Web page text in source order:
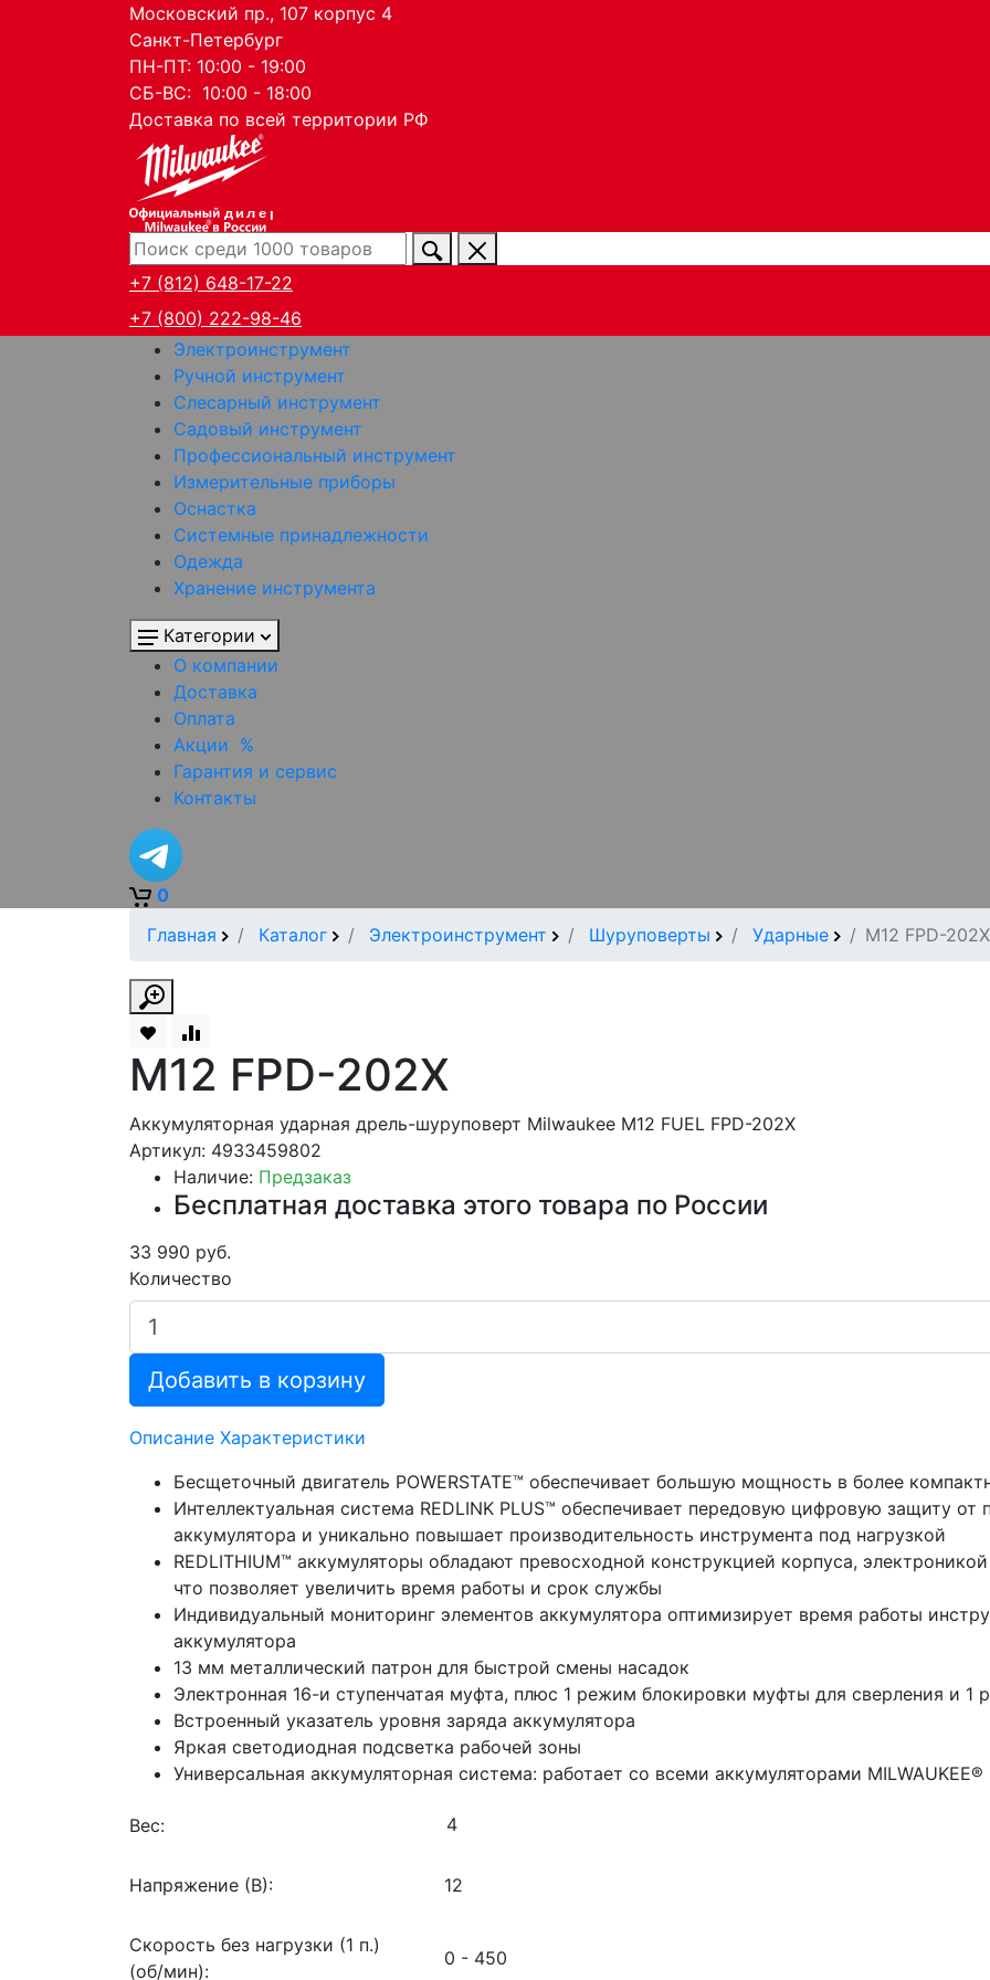
Московский пр., 107 корпус 4
Санкт-Петербург
ПН-ПТ: 10:00 - 19:00
СБ-ВС: 10:00 - 18:00
Доставка по всей территории РФ
дилер
+7 (812) 648-17-22
+7 (800) 222-98-46
Электроинструмент
Ручной инструмент
Слесарный инструмент
Садовый инструмент
Профессиональный инструмент
Измерительные приборы
Оснастка
Системные принадлежности
Одежда
Хранение инструмента
Категории
О компании
Доставка
Оплата
Акции %
Гарантия и сервис
Контакты
0
Главная
Каталог Электроинструмент Шуруповерты Ударные M12 FPD-202X
M12 FPD-202X
Аккумуляторная ударная дрель-шуруповерт Milwaukee M12 FUEL FPD-202X
Артикул: 4933459802
Наличие: Предзаказ
Бесплатная доставка этого товара по России
33 990 руб.
Количество
Добавить в корзину
Описание Характеристики
Бесщеточный двигатель POWERSTATE™ обеспечивает большую мощность в более
Интеллектуальная система REDLINK PLUS™ обеспечивает передовую цифровую защиту от
аккумулятора и уникально повышает производительность инструмента под нагрузкой
REDLITHIUM™ аккумуляторы обладают превосходной конструкцией корпуса,
что позволяет увеличить время работы и срок службы
Индивидуальный мониторинг элементов аккумулятора оптимизирует время работы
аккумулятора
13 мм металлический патрон для быстрой смены насадок
Электронная 16-и ступенчатая муфта, плюс 1 режим блокировки муфты для сверления и 1
Встроенный указатель уровня заряда аккумулятора
Яркая светодиодная подсветка рабочей зоны
Универсальная аккумуляторная система: работает со всеми аккумуляторами MILWAUKEE®
Вес:
Напряжение (В): 12
Скорость без нагрузки (1 п.)
(об/мин):
0 - 450